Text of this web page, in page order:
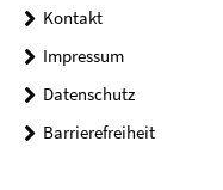
Kontakt
Impressum
Datenschutz
Barrierefreiheit